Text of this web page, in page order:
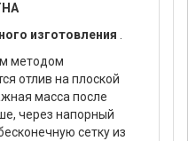
изготовления
методом
отлив на плоской
масса после
через напорный
сетку из